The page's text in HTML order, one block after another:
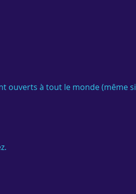
ouverts à tout le monde (même si